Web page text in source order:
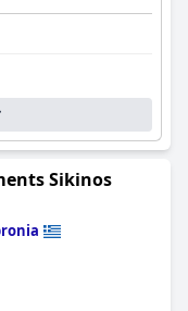
Sikinos